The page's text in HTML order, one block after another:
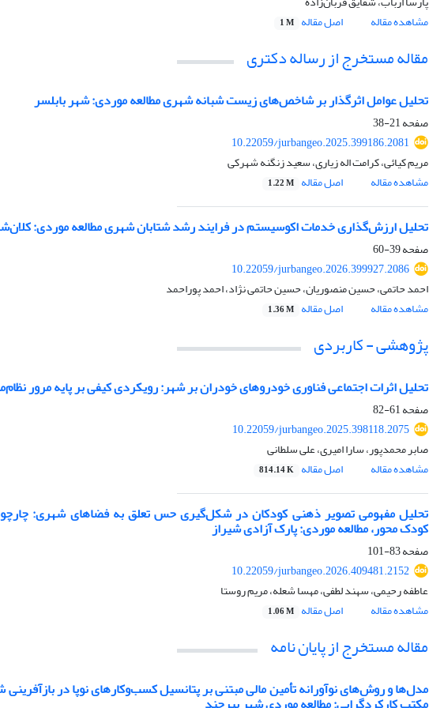
مشاهده مقاله
اصل مقاله 1 M
مقاله مستخرج از رساله دکتری
تحلیل عوامل اثرگذار بر شاخص‌های زیست شبانه شهری مطالعه موردی: شهر بابلسر
صفحه21-38
10.22059/jurbangeo.2025.399186.2081
مریم کیائی، کرامت اله زیاری، سعید زنگنه شهرکی
مشاهده مقاله
اصل مقاله 1.22 M
تحلیل ارزش‌گذاری خدمات اکوسیستم در فرایند رشد شتابان شهری مطالعه موردی:
صفحه39-60
10.22059/jurbangeo.2026.399927.2086
احمد حاتمی، حسین منصوریان، حسین حاتمی نژاد، احمد پوراحمد
مشاهده مقاله
اصل مقاله 1.36 M
پژوهشی - کاربردی
تحلیل اثرات اجتماعی فناوری خودروهای خودران بر شهر: رویکردی کیفی بر پایه مرور
صفحه61-82
10.22059/jurbangeo.2025.398118.2075
صابر محمدپور، سارا امیری، علی سلطانی
مشاهده مقاله
اصل مقاله 814.14 K
تحلیل مفهومی تصویر ذهنی کودکان در شکل‌گیری حس تعلق به فضاهای شهری:
کودک محور، مطالعه موردی: پارک آزادی شیراز
صفحه83-101
10.22059/jurbangeo.2026.409481.2152
عاطفه رحیمی، سهند لطفی، مهسا شعله، مریم روستا
مشاهده مقاله
اصل مقاله 1.06 M
مقاله مستخرج از پایان نامه
مدل‌ها و روش‌های نوآورانه تأمین مالی مبتنی بر پتانسیل کسب‌وکارهای نوپا در بازآفرینی